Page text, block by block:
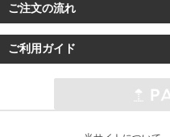
ご注文の流れ
ご利用ガイド